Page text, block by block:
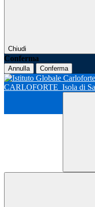
Chiudi
Conferma
Annulla Conferma
CARLOFORTE Isola di